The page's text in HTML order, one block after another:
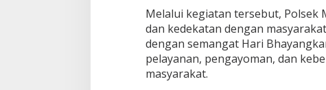
a
s
‎Melalui kegiatan tersebut, Polsek
dan kedekatan dengan
dengan semangat Hari
pelayanan, pengayoman, dan
masyarakat.